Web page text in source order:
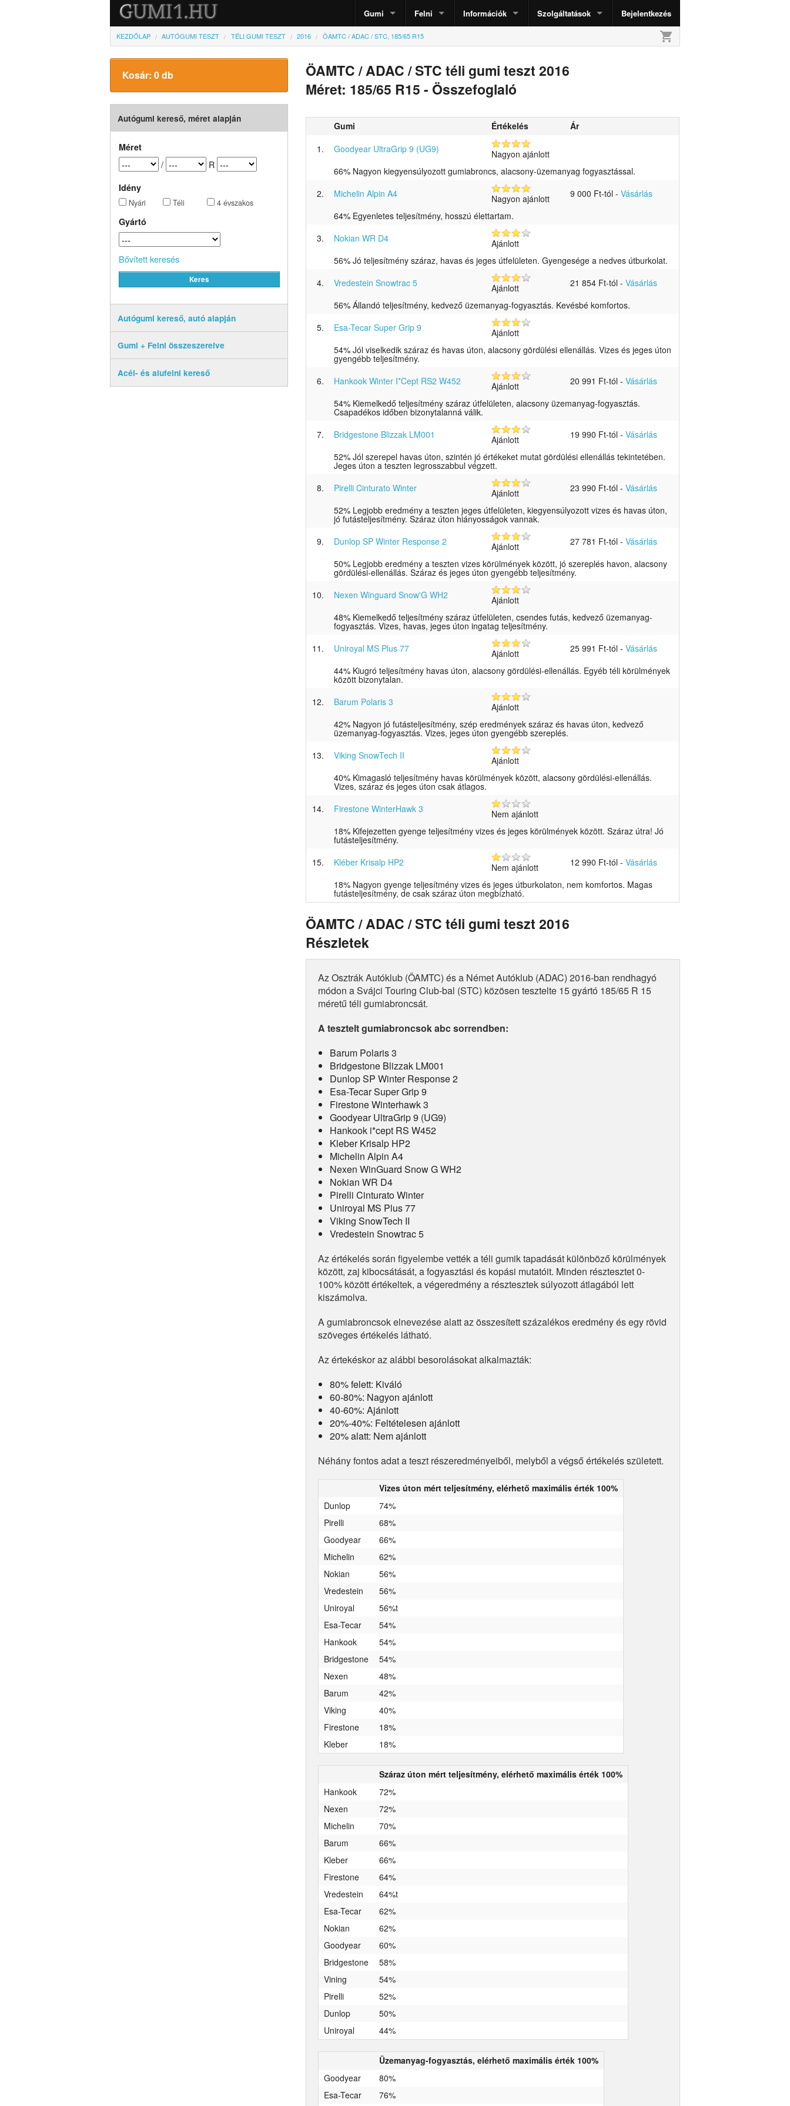
Gumi Felni Információk Szolgáltatások Bejelentkezés
KEZDŐLAP AUTÓGUMI TESZT TÉLI GUMI TESZT 2016 ÖAMTC / ADAC / STC, 185/65 R15 shopping_cart
Kosár: 0 db
Autógumi kereső, méret alapján
Méret
/ R
Idény
Nyári Téli 4 évszakos
Gyártó
Bővített keresés
Autógumi kereső, autó alapján
Gumi + Felni összeszerelve
Acél- és alufelni kereső
ÖAMTC / ADAC / STC téli gumi teszt 2016
Méret: 185/65 R15 - Összefoglaló
Gumi Értékelés
Ár
1.
Goodyear UltraGrip 9 (UG9)
Nagyon ajánlott
66% Nagyon kiegyensúlyozott gumiabroncs, alacsony-üzemanyag fogyasztással.
2.
Michelin Alpin A4 Nagyon ajánlott 9 000 Ft-tól -Vásárlás
64% Egyenletes teljesítmény, hosszú élettartam.
3.
Nokian WR D4
Ajánlott
56% Jó teljesítmény száraz, havas és jeges útfelületen. Gyengesége a nedves útburkolat.
4.
Vredestein Snowtrac 5 Ajánlott 21 854 Ft-tól -Vásárlás
56% Állandó teljesítmény, kedvező üzemanyag-fogyasztás. Kevésbé komfortos.
5.
Esa-Tecar Super Grip 9
Ajánlott
54% Jól viselkedik száraz és havas úton, alacsony gördülési ellenállás. Vizes és jeges úton
gyengébb teljesítmény.
6.
Hankook Winter I*Cept RS2 W452 Ajánlott 20 991 Ft-tól -Vásárlás
54% Kiemelkedő teljesítmény száraz útfelületen, alacsony üzemanyag-fogyasztás.
Csapadékos időben bizonytalanná válik.
7.
Bridgestone Blizzak LM001 Ajánlott 19 990 Ft-tól -Vásárlás
52% Jól szerepel havas úton, szintén jó értékeket mutat gördülési ellenállás tekintetében.
Jeges úton a teszten legrosszabbul végzett.
8.
Pirelli Cinturato Winter Ajánlott 23 990 Ft-tól -Vásárlás
52% Legjobb eredmény a teszten jeges útfelületen, kiegyensúlyozott vizes és havas úton,
jó futásteljesítmény. Száraz úton hiányosságok vannak.
9.
Dunlop SP Winter Response 2 Ajánlott 27 781 Ft-tól -Vásárlás
50% Legjobb eredmény a teszten vizes körülmények között, jó szereplés havon, alacsony
gördülési-ellenállás. Száraz és jeges úton gyengébb teljesítmény.
10.
Nexen Winguard Snow'G WH2
Ajánlott
48% Kiemelkedő teljesítmény száraz útfelületen, csendes futás, kedvező üzemanyag-
fogyasztás. Vizes, havas, jeges úton ingatag teljesítmény.
11.
Uniroyal MS Plus 77 Ajánlott 25 991 Ft-tól -Vásárlás
44% Kiugró teljesítmény havas úton, alacsony gördülési-ellenállás. Egyéb téli körülmények
között bizonytalan.
12.
Barum Polaris 3
Ajánlott
42% Nagyon jó futásteljesítmény, szép eredmények száraz és havas úton, kedvező
üzemanyag-fogyasztás. Vizes, jeges úton gyengébb szereplés.
13.
Viking SnowTech II
Ajánlott
40% Kimagasló teljesítmény havas körülmények között, alacsony gördülési-ellenállás.
Vizes, száraz és jeges úton csak átlagos.
14.
Firestone WinterHawk 3
Nem ajánlott
18% Kifejezetten gyenge teljesítmény vizes és jeges körülmények között. Száraz útra! Jó
futásteljesítmény.
15.
Kléber Krisalp HP2 Nem ajánlott 12 990 Ft-tól -Vásárlás
18% Nagyon gyenge teljesítmény vizes és jeges útburkolaton, nem komfortos. Magas
futásteljesítmény, de csak száraz úton megbízható.
ÖAMTC / ADAC / STC téli gumi teszt 2016
Részletek
Az Osztrák Autóklub (ÖAMTC) és a Német Autóklub (ADAC) 2016-ban rendhagyó
módon a Svájci Touring Club-bal (STC) közösen tesztelte 15 gyártó 185/65 R 15
méretű téli gumiabroncsát.
A tesztelt gumiabroncsok abc sorrendben:
Barum Polaris 3
Bridgestone Blizzak LM001
Dunlop SP Winter Response 2
Esa-Tecar Super Grip 9
Firestone Winterhawk 3
Goodyear UltraGrip 9 (UG9)
Hankook i*cept RS W452
Kleber Krisalp HP2
Michelin Alpin A4
Nexen WinGuard Snow G WH2
Nokian WR D4
Pirelli Cinturato Winter
Uniroyal MS Plus 77
Viking SnowTech II
Vredestein Snowtrac 5
Az értékelés során figyelembe vették a téli gumik tapadását különböző körülmények
között, zaj kibocsátását, a fogyasztási és kopási mutatóit. Minden résztesztet 0-
100% között értékeltek, a végeredmény a résztesztek súlyozott átlagából lett
kiszámolva.
A gumiabroncsok elnevezése alatt az összesített százalékos eredmény és egy rövid
szöveges értékelés látható.
Az értekéskor az alábbi besorolásokat alkalmazták:
80% felett: Kiváló
60-80%: Nagyon ajánlott
40-60%: Ajánlott
20%-40%: Feltételesen ajánlott
20% alatt: Nem ajánlott
Néhány fontos adat a teszt részeredményeiből, melyből a végső értékelés született.
Vizes úton mért teljesítmény, elérhető maximális érték 100%
Dunlop
74%
Pirelli
68%
Goodyear
66%
Michelin
62%
Nokian
56%
Vredestein
56%
Uniroyal
56%t
Esa-Tecar
54%
Hankook
54%
Bridgestone
54%
Nexen
48%
Barum
42%
Viking
40%
Firestone
18%
Kleber
18%
Száraz úton mért teljesítmény, elérhető maximális érték 100%
Hankook
72%
Nexen
72%
Michelin
70%
Barum
66%
Kleber
66%
Firestone
64%
Vredestein
64%t
Esa-Tecar
62%
Nokian
62%
Goodyear
60%
Bridgestone
58%
Vining
54%
Pirelli
52%
Dunlop
50%
Uniroyal
44%
Üzemanyag-fogyasztás, elérhető maximális érték 100%
Goodyear
80%
Esa-Tecar
76%